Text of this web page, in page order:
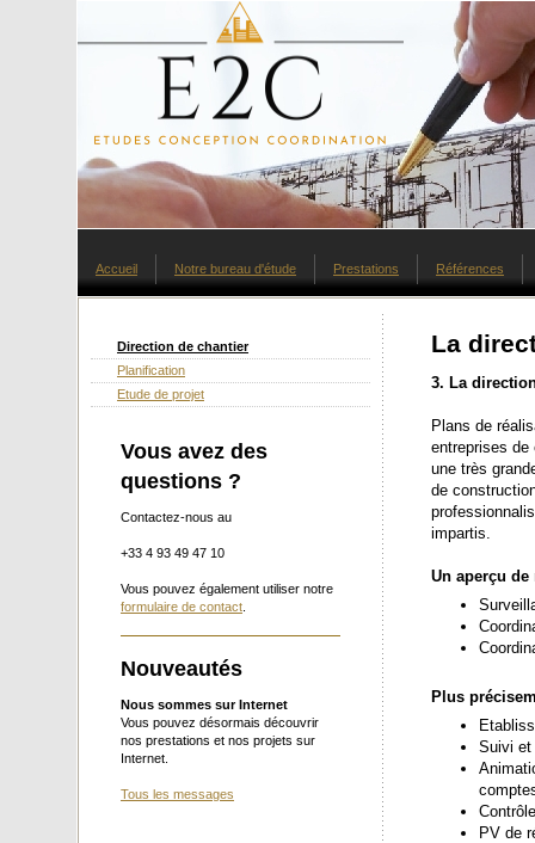
Accueil Notre bureau d'étude Prestations Références
Direction de chantier
Planification
Etude de projet
Vous avez des
questions ?
Contactez-nous au
+33 4 93 49 47 10
Vous pouvez également utiliser notre
formulaire de contact
Nouveautés
Nous sommes sur Internet
Vous pouvez désormais découvrir
nos prestations et nos projets sur
Internet.
Tous les messages
La
3. La
Plans de
entreprises
une très
de
impartis.
Un aperçu
Plus
Suivi et
PV de